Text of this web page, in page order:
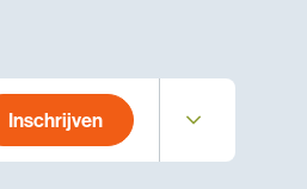
Inschrijven